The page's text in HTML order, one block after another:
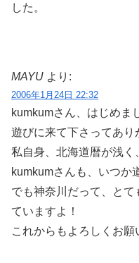
した。
MAYU より:
2006年1月24日 22:32
kumkumさん、はじめま
遊びに来て下さってあり
私自身、北海道暦が浅く
kumkumさんも、いつか
でも神奈川だって、と
ていますよ！
これからもよろしくお願